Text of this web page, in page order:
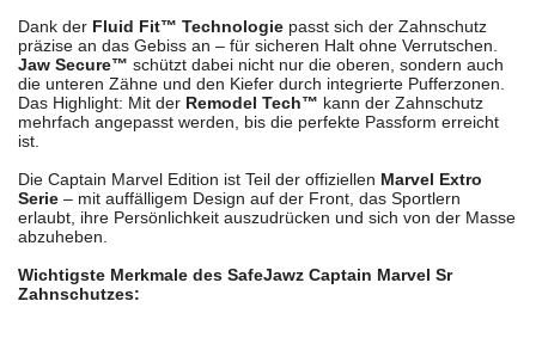
Dank der Fluid Fit™ Technologie passt sich der Zahnschutz
präzise an das Gebiss an – für sicheren Halt ohne Verrutschen.
Jaw Secure™ schützt dabei nicht nur die oberen, sondern auch
die unteren Zähne und den Kiefer durch integrierte Pufferzonen.
Das Highlight: Mit der Remodel Tech™ kann der Zahnschutz
mehrfach angepasst werden, bis die perfekte Passform erreicht
ist.
Die Captain Marvel Edition ist Teil der offiziellen Marvel Extro
Serie – mit auffälligem Design auf der Front, das Sportlern
erlaubt, ihre Persönlichkeit auszudrücken und sich von der Masse
abzuheben.
Wichtigste Merkmale des SafeJawz Captain Marvel Sr
Zahnschutzes: